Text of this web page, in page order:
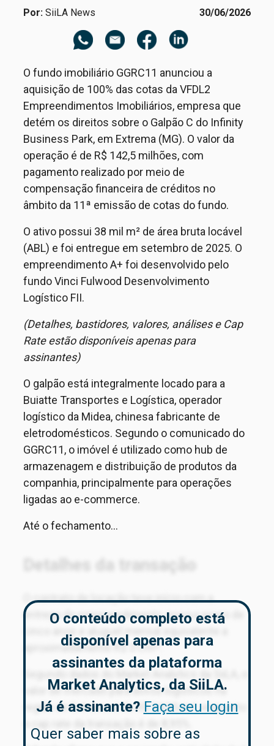
Por: SiiLA News 30/06/2026
O fundo imobiliário GGRC11 anunciou a
aquisição de 100% das cotas da VFDL2
Empreendimentos Imobiliários, empresa que
detém os direitos sobre o Galpão C do Infinity
Business Park, em Extrema (MG). O valor da
operação é de R$ 142,5 milhões, com
pagamento realizado por meio de
compensação financeira de créditos no
âmbito da 11ª emissão de cotas do fundo.
O ativo possui 38 mil m² de área bruta locável
(ABL) e foi entregue em setembro de 2025. O
empreendimento A+ foi desenvolvido pelo
fundo Vinci Fulwood Desenvolvimento
Logístico FII.
(Detalhes, bastidores, valores, análises e Cap
Rate estão disponíveis apenas para
assinantes)
O galpão está integralmente locado para a
Buiatte Transportes e Logística, operador
logístico da Midea, chinesa fabricante de
eletrodomésticos. Segundo o comunicado do
GGRC11, o imóvel é utilizado como hub de
armazenagem e distribuição de produtos da
companhia, principalmente para operações
ligadas ao e-commerce.
Até o fechamento...
Detalhes da transação
O contrato de locação teve início com a
entrega do empreendimento, possui prazo de
aproximadamente R$ 31/m².
Segundo dados do Market Analytics da SiiLA, o
valor de mercado para ativos logísticos na
região de Extrema é de R$ 24,95/m², enquanto
O conteúdo completo está
disponível apenas para
assinantes da plataforma
Market Analytics, da SiiLA.
Já é assinante? Faça seu login
Quer saber mais sobre as